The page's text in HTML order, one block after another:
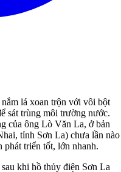
lá xoan trộn với vôi bột
sát trùng môi trường nước.
của ông Lò Văn La, ở bản
tỉnh Sơn La) chưa lần nào
phát triển tốt, lớn nhanh.
khi hồ thủy điện Sơn La